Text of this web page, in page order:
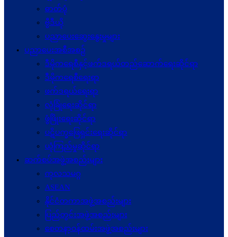
ဓာတ်ပုံ
ဗွီဒီယို
ပညာပေးဆွေးနွေးမှုများ
ပညာပေးအစီအစဉ်
ဒီမိုကရေစီနှင့်ဖက်ဒရယ်တည်ဆောက်ရေးဆိုင်ရာ
ဒီမိုကရေစီရေးရာ
ဖက်ဒရယ်ရေးရာ
လုံခြုံရေးဆိုင်ရာ
ဖွံဖြိုးရေးဆိုင်ရာ
ပဋိပက္ခ‌ဖြေရှင်းရေးဆိုင်ရာ
ယုံကြည်မှုဆိုင်ရာ
ဆက်စပ်အဖွဲ့အစည်းများ
ကုလသမဂ္ဂ
ASEAN
နိုင်ငံတကာအဖွဲ့အစည်းများ
ပြည်တွင်းအဖွဲ့အစည်းများ
စေတနာ့ဝန်ထမ်းအဖွဲ့အစည်းများ